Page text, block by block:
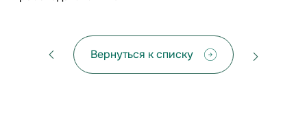
Вернуться к списку